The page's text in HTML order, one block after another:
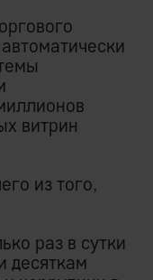
витрин
из того,
раз в сутки
десяткам